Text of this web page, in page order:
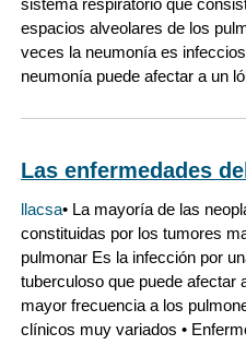
sistema respiratorio que
espacios alveolares de los
veces la neumonía es
neumonía puede afectar a un
Las enfermedades
llacsa• La mayoría de las
constituidas por los tumores
pulmonar Es la infección por
tuberculoso que puede afectar
mayor frecuencia a los
clínicos muy variados •